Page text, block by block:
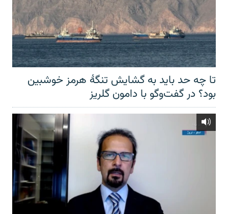
تا چه حد باید به گشایش تنگهٔ هرمز خوشبین
بود؟ در گفت‌وگو با دامون گلریز